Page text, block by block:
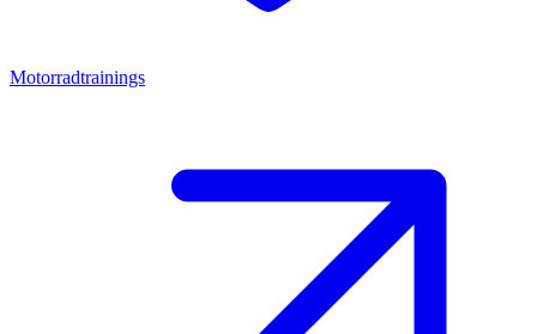
Motorradtrainings